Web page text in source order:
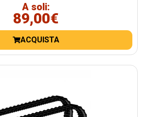
A soli:
89,00€
ACQUISTA